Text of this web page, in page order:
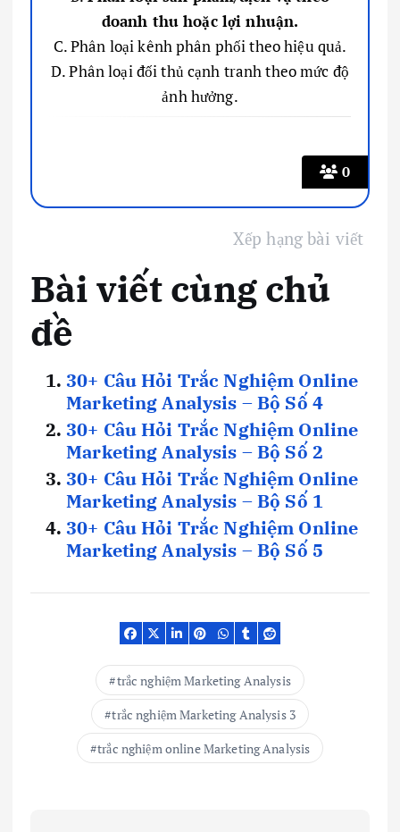
0
doanh thu hoặc lợi nhuận.
C. Phân loại kênh phân phối theo hiệu quả.
D. Phân loại đối thủ cạnh tranh theo mức độ
ảnh hưởng.
Xếp hạng bài viết
Bài viết cùng chủ
đề
30+ Câu Hỏi Trắc Nghiệm Online
Marketing Analysis – Bộ Số 4
30+ Câu Hỏi Trắc Nghiệm Online
Marketing Analysis – Bộ Số 2
30+ Câu Hỏi Trắc Nghiệm Online
Marketing Analysis – Bộ Số 1
30+ Câu Hỏi Trắc Nghiệm Online
Marketing Analysis – Bộ Số 5
trắc nghiệm Marketing Analysis
trắc nghiệm Marketing Analysis 3
trắc nghiệm online Marketing Analysis